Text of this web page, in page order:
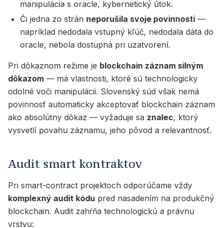
manipulácia s oracle, kybernetický útok.
Či jedna zo strán neporušila svoje povinnosti —
napríklad nedodala vstupný kľúč, nedodala dáta do
oracle, nebola dostupná pri uzatvorení.
Pri dôkaznom režime je blockchain záznam silným
dôkazom — má vlastnosti, ktoré sú technologicky
odolné voči manipulácii. Slovenský súd však nemá
povinnosť automaticky akceptovať blockchain záznam
ako absolútny dôkaz — vyžaduje sa znalec, ktorý
vysvetlí povahu záznamu, jeho pôvod a relevantnosť.
Audit smart kontraktov
Pri smart-contract projektoch odporúčame vždy
komplexný audit kódu pred nasadením na produkčný
blockchain. Audit zahŕňa technologickú a právnu
vrstvu: